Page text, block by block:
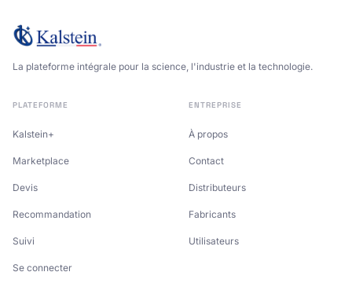
La plateforme intégrale pour la science, l'industrie et la technologie.
PLATEFORME
Kalstein+
Marketplace
Devis
Recommandation
Suivi
Se connecter
ENTREPRISE
À propos
Contact
Distributeurs
Fabricants
Utilisateurs